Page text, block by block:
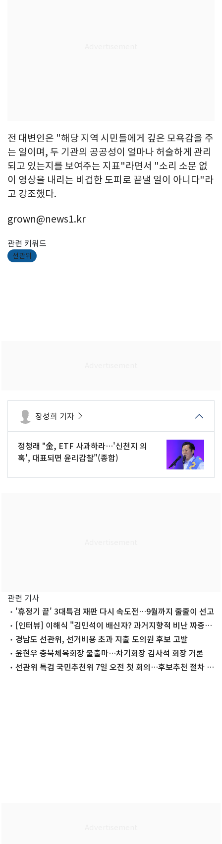
전 대변인은 "해당 지역 시민들에게 깊은 모욕감을 주
는 일이며, 두 기관의 공공성이 얼마나 허술하게 관리
되고 있는지를 보여주는 지표"라면서 "소리 소문 없
이 영상을 내리는 비겁한 도피로 끝낼 일이 아니다"라
고 강조했다.
grown@news1.kr
관련 키워드
선관위
장성희 기자
정청래 "金, ETF 사과하라…'신천지 의
혹', 대표되면 윤리감찰"(종합)
관련 기사
'휴정기 끝' 3대특검 재판 다시 속도전…9월까지 줄줄이 선고
[인터뷰] 이해식 "김민석이 배신자? 과거지향적 비난 짜증날
지경"
경남도 선관위, 선거비용 초과 지출 도의원 후보 고발
윤현우 충북체육회장 불출마…차기회장 김사석 회장 거론
선관위 특검 국민추천위 7일 오전 첫 회의…후보추천 절차 착